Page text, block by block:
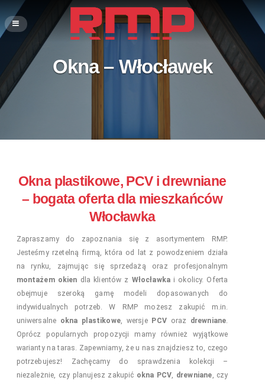
Okna – Włocławek
Okna plastikowe, PCV i drewniane
– bogata oferta dla mieszkańców
Włocławka
Zapraszamy do zapoznania się z asortymentem RMP.
Jesteśmy rzetelną firmą, która od lat z powodzeniem działa
na rynku, zajmując się sprzedażą oraz profesjonalnym
montażem okien dla klientów z Włocławka i okolicy. Oferta
obejmuje szeroką gamę modeli dopasowanych do
indywidualnych potrzeb. W RMP możesz zakupić m.in.
uniwersalne okna plastikowe, wersje PCVoraz drewniane.
Oprócz popularnych propozycji mamy również wyjątkowe
warianty na taras. Zapewniamy, że u nas znajdziesz to, czego
potrzebujesz! Zachęcamy do sprawdzenia kolekcji –
niezależnie, czy planujesz zakupić okna PCV, drewniane, czy